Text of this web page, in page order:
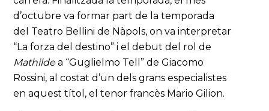
d’octubre va formar part de la temporada
del Teatro Bellini de Nàpols, on va interpretar
“La forza del destino” i el debut del rol de
Mathildea “Guglielmo Tell” de Giacomo
Rossini, al costat d’un dels grans especialistes
en aquest títol, el tenor francès Mario Gilion.